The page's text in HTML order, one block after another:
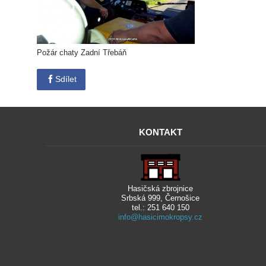
Požár chaty Zadní Třebáň
Sdílet
KONTAKT
Hasičská zbrojnice
Srbská 999, Černošice
tel.: 251 640 150
info@hasicimokropsy.cz